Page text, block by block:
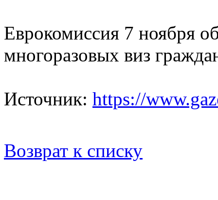
Еврокомиссия 7 ноября
многоразовых виз
Источник: https://
Возврат к списку